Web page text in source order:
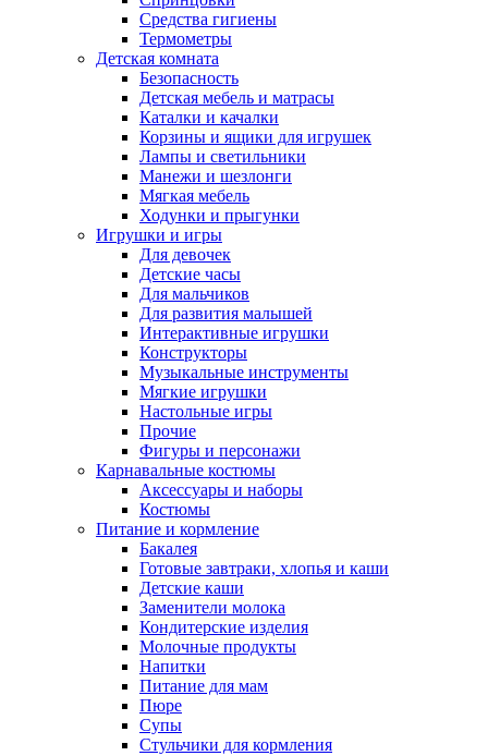
Средства гигиены
Термометры
Детская комната
Безопасность
Детская мебель и матрасы
Каталки и качалки
Корзины и ящики для игрушек
Лампы и светильники
Манежи и шезлонги
Мягкая мебель
Ходунки и прыгунки
Игрушки и игры
Для девочек
Детские часы
Для мальчиков
Для развития малышей
Интерактивные игрушки
Конструкторы
Музыкальные инструменты
Мягкие игрушки
Настольные игры
Прочие
Фигуры и персонажи
Карнавальные костюмы
Аксессуары и наборы
Костюмы
Питание и кормление
Бакалея
Готовые завтраки, хлопья и каши
Детские каши
Заменители молока
Кондитерские изделия
Молочные продукты
Напитки
Питание для мам
Пюре
Супы
Стульчики для кормления